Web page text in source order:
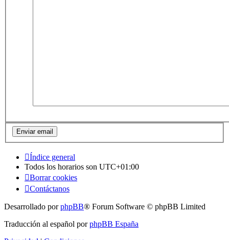
Índice general
Todos los horarios son UTC+01:00
Borrar cookies
Contáctanos
Desarrollado porphpBB® Forum Software © phpBB Limited
Traducción al español porphpBB España